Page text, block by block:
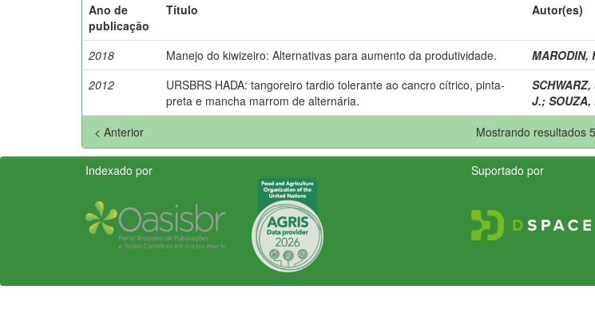
Ano de
publicação
Título Autor(es)
2018 Manejo do kiwizeiro: Alternativas para aumento da produtividade. MARODIN,
2012
URSBRS HADA: tangoreiro tardio tolerante ao cancro cítrico, pinta-
preta e mancha marrom de alternária.
SCHWARZ,
J.; SOUZA,
Mostrando resultados
< Anterior
Indexado por Suportado por